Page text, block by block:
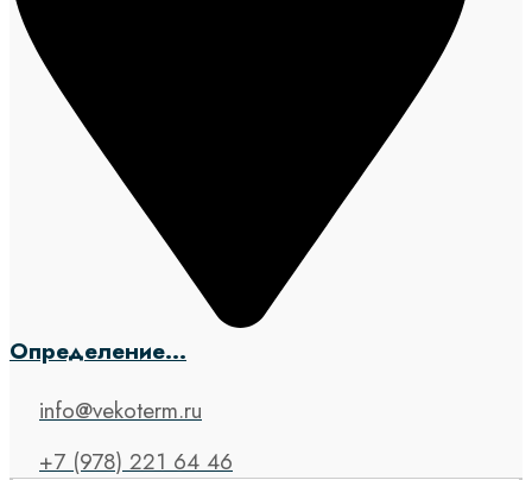
Определение...
info@vekoterm.ru
+7 (978) 221 64 46